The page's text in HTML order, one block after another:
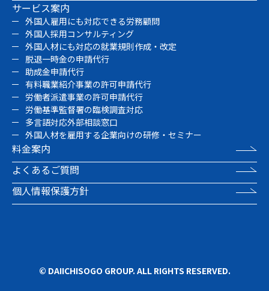
サービス案内
外国人雇用にも対応できる労務顧問
外国人採用コンサルティング
外国人材にも対応の就業規則作成・改定
脱退一時金の申請代行
助成金申請代行
有料職業紹介事業の許可申請代行
労働者派遣事業の許可申請代行
労働基準監督署の臨検調査対応
多言語対応外部相談窓口
外国人材を雇用する企業向けの研修・セミナー
料金案内
よくあるご質問
個人情報保護方針
© DAIICHISOGO GROUP. ALL RIGHTS RESERVED.